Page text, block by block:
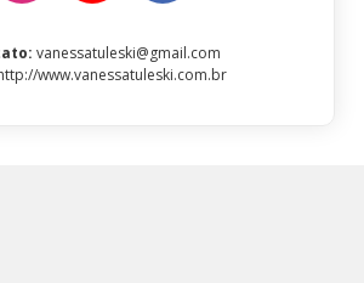
: vanessatuleski@gmail.com
www.vanessatuleski.com.br